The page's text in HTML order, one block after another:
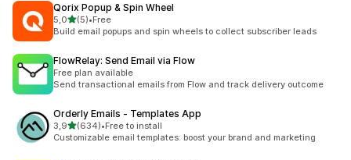
Qorix Popup & Spin Wheel
5,0/ 5 tähteä
(5)
5 arvostelua yhteensä
•Free
Build email popups and spin wheels to collect subscriber leads
FlowRelay: Send Email via Flow
Free plan available
Send transactional emails from Flow and track delivery outcome
Orderly Emails ‑ Templates App
3,9/ 5 tähteä
(634)
634 arvostelua yhteensä
•Free to install
Customizable email templates: boost your brand and marketing